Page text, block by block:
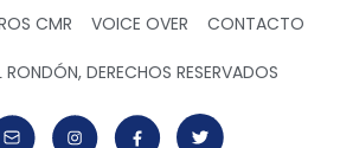
CMR VOICE OVER CONTACTO
DERECHOS RESERVADOS